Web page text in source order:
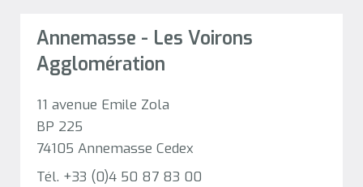
Annemasse - Les Voirons
Agglomération
11 avenue Emile Zola
BP 225
74105 Annemasse Cedex
Tél. +33 (0)4 50 87 83 00